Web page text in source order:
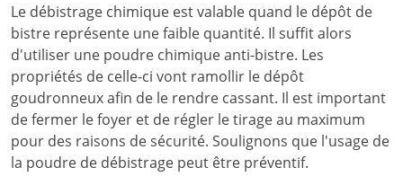
Le débistrage chimique est valable quand le dépôt de
bistre représente une faible quantité. Il suffit alors
d'utiliser une poudre chimique anti-bistre. Les
propriétés de celle-ci vont ramollir le dépôt
goudronneux afin de le rendre cassant. Il est important
de fermer le foyer et de régler le tirage au maximum
pour des raisons de sécurité. Soulignons que l'usage de
la poudre de débistrage peut être préventif.